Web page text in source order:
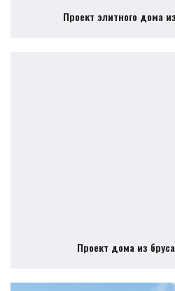
Проект элитного дома
Проект дома из